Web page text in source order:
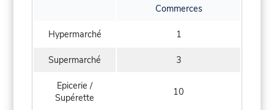
Commerces
Hypermarché 1
Supermarché 3
Epicerie /
Supérette
10